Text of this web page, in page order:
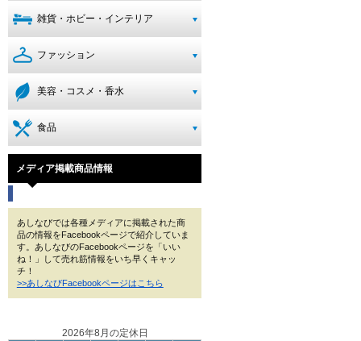
雑貨・ホビー・インテリア
ファッション
美容・コスメ・香水
食品
メディア掲載商品情報
あしなびでは各種メディアに掲載された商
品の情報をFacebookページで紹介していま
す。あしなびのFacebookページを「いい
ね！」して売れ筋情報をいち早くキャッ
チ！
>>あしなびFacebookページはこちら
2026年8月の定休日